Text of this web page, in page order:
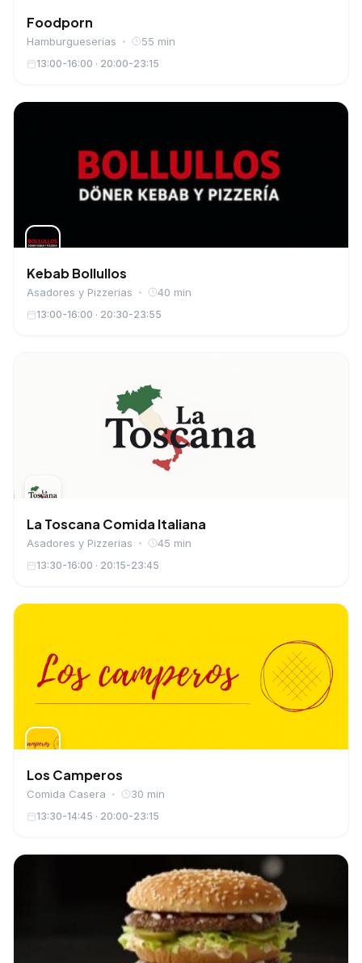
Foodporn
Hamburgueserías 55 min
13:00-16:00 · 20:00-23:15
Kebab Bollullos
Asadores y Pizzerias 40 min
13:00-16:00 · 20:30-23:55
La Toscana Comida Italiana
Asadores y Pizzerias 45 min
13:30-16:00 · 20:15-23:45
Los Camperos
Comida Casera 30 min
13:30-14:45 · 20:00-23:15